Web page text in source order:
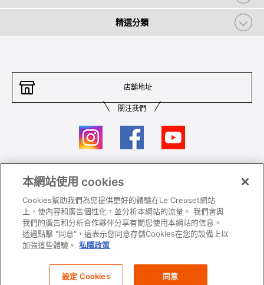
精選分類
店舖地址
關注我們
聯絡我們
私隱政策 保養及使用
加入我們 Super MEGA SALE 條款及細則​
All images and contents are © Le Creuset Hong Kong. All rights reserved.
本網站使用 cookies
Cookies幫助我們為您提供更好的體驗在Le Creuset網站
上，使內容和廣告個性化，並分析本網站的流量。 我們會與
我們的廣告和分析合作夥伴分享有關您使用本網站的信息。
透過點擊 "同意"，這表示您同意存儲Cookies在您的設備上以
加強這些體驗。 私隱政策
設定 Cookies 同意